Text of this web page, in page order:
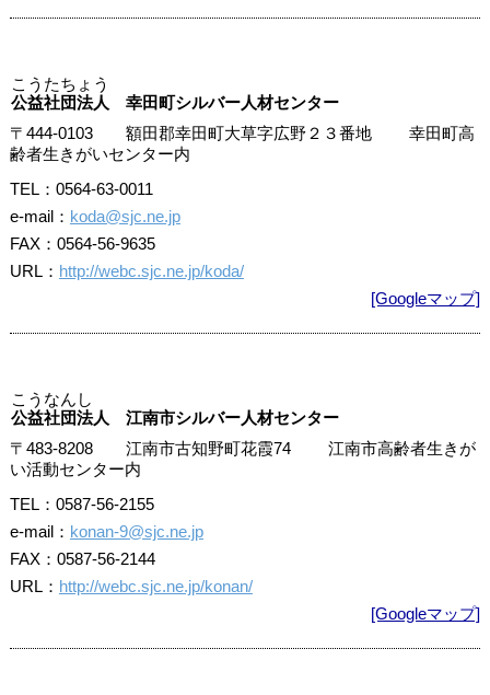
こうたちょう
公益社団法人 幸田町シルバー人材センター
〒444-0103 額田郡幸田町大草字広野２３番地 幸田町高
齢者生きがいセンター内
TEL：0564-63-0011
e-mail： koda@sjc.ne.jp
FAX：0564-56-9635
URL： http://webc.sjc.ne.jp/koda/
[Googleマップ]
こうなんし
公益社団法人 江南市シルバー人材センター
〒483-8208 江南市古知野町花霞74 江南市高齢者生きが
い活動センター内
TEL：0587-56-2155
e-mail： konan-9@sjc.ne.jp
FAX：0587-56-2144
URL： http://webc.sjc.ne.jp/konan/
[Googleマップ]